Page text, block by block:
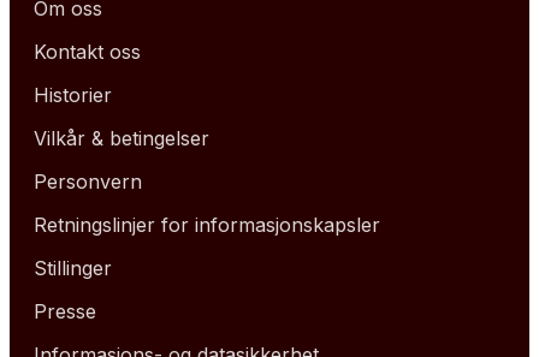
Om oss
Kontakt oss
Historier
Vilkår & betingelser
Personvern
Retningslinjer for informasjonskapsler
Stillinger
Presse